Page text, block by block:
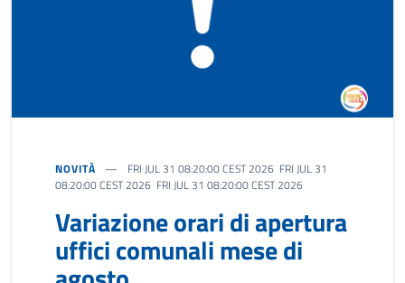
NOVITÀ
FRI JUL 31 08:20:00 CEST 2026 FRI JUL 31
08:20:00 CEST 2026 FRI JUL 31 08:20:00 CEST 2026
Variazione orari di apertura
uffici comunali mese di